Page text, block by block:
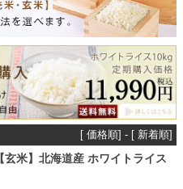
価格順 ] - [ 新着順]
玄米】北海道産 ホワイトライス